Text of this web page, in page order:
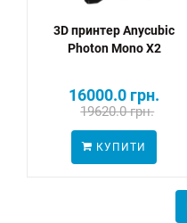
3D принтер Anycubic
Photon Mono X2
16000.0 грн.
19620.0 грн.
КУПИТИ